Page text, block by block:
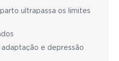
ultrapassa os limites
e depressão